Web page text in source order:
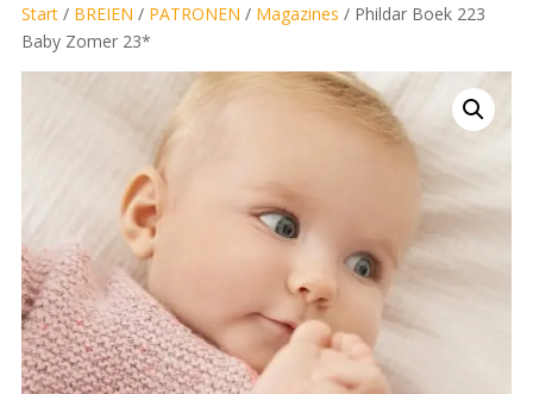
Start/ BREIEN / PATRONEN / Magazines / Phildar Boek 223
Baby Zomer 23*